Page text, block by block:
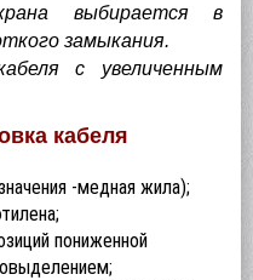
выбирается в
замыкания.
с увеличенным
кабеля
-медная жила);
пониженной